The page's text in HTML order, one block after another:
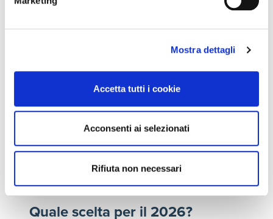
Mostra dettagli
Accetta tutti i cookie
Acconsenti ai selezionati
Rifiuta non necessari
L’efficienza non è l’unico elemento. Questi
ottimizzare il recupero di energia durante la
consente un recupero più efficace.
La durata può risultare più regolare nel tempo. La
distribuzione delle forze è più equilibrata rispetto
a pneumatici tradizionali non progettati per veicoli
elettrici.
Quale scelta per il 2026?